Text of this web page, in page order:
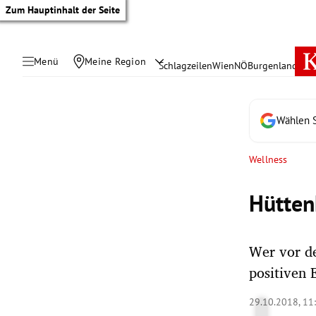
Zum Hauptinhalt der Seite
Menü Meine Region SchlagzeilenWienNÖBurgenland
Wählen
Wellness
Wer vor
positiven
29.10.2018,